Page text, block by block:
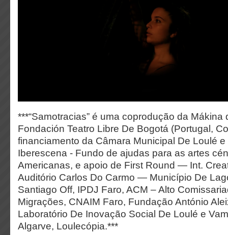
***“Samotracias” é uma coprodução da Mákina
Fondación Teatro Libre De Bogotá (Portugal,
financiamento da Câmara Municipal De Loulé
Iberescena - Fundo de ajudas para as artes
Americanas, e apoio de First Round — Int.
Auditório Carlos Do Carmo — Município De
Santiago Off, IPDJ Faro, ACM – Alto
Migrações, CNAIM Faro, Fundação António
Laboratório De Inovação Social De Loulé e
Algarve, Loulecópia.***